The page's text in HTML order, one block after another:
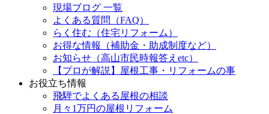
現場ブログ 一覧
よくある質問（FAQ）
らく住む（住宅リフォーム）
お得な情報（補助金・助成制度など）
お知らせ（高山市民時報答えetc）
【プロが解説】屋根工事・リフォームの事
お役立ち情報
飛騨でよくある屋根の相談
月々1万円の屋根リフォーム